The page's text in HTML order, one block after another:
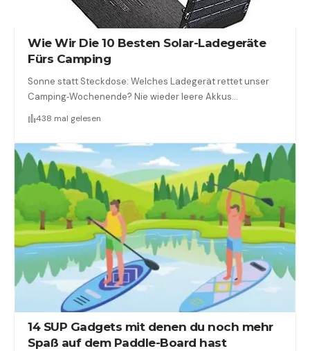
Wie Wir Die 10 Besten Solar-Ladegeräte
Fürs Camping
Sonne statt Steckdose: Welches Ladegerät rettet unser
Camping‑Wochenende? Nie wieder leere Akkus…
438 mal gelesen
14 SUP Gadgets mit denen du noch mehr
Spaß auf dem Paddle-Board hast